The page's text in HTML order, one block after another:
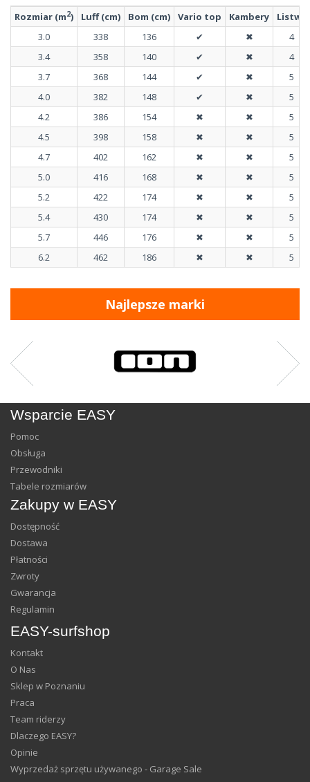
Rozmiar (m2) Luff (cm) Bom (cm) Vario top Kambery
Listwy
3.0
338 136 ✔ ✖
4
3.4
358 140 ✔ ✖
4
3.7
368 144 ✔ ✖
5
4.0
382 148 ✔ ✖
5
4.2
386 154 ✖ ✖
5
4.5
398 158 ✖ ✖
5
4.7
402 162 ✖ ✖
5
5.0
416 168 ✖ ✖
5
5.2
422 174 ✖ ✖
5
5.4
430 174 ✖ ✖
5
5.7
446 176 ✖ ✖
5
6.2
462 186 ✖ ✖ 5
Najlepsze marki
Wsparcie EASY
Pomoc
Obsługa
Przewodniki
Tabele rozmiarów
Zakupy w EASY
Dostępność
Dostawa
Płatności
Zwroty
Gwarancja
Regulamin
EASY-surfshop
Kontakt
O Nas
Sklep w Poznaniu
Praca
Team riderzy
Dlaczego EASY?
Opinie
Wyprzedaż sprzętu używanego - Garage Sale